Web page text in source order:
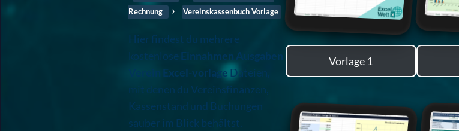
Rechnung
Vereinskassenbuch Vorlage
Hier findest du mehrere
kostenlose Einnahmen Ausgaben
Verein Excel-vorlage Dateien,
mit denen du Vereinsfinanzen,
Kassenstand und Buchungen
sauber im Blick behältst.
Vorlage 1